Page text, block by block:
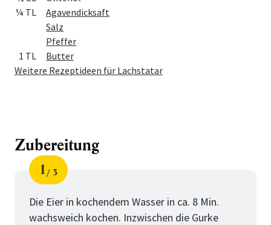
¼ TL
Agavendicksaft
Salz
Pfeffer
1 TL
Butter
Weitere Rezeptideen für Lachstatar
Zubereitung
Schritt
1
von
3
Die Eier in kochendem Wasser in ca. 8 Min.
wachsweich kochen. Inzwischen die Gurke